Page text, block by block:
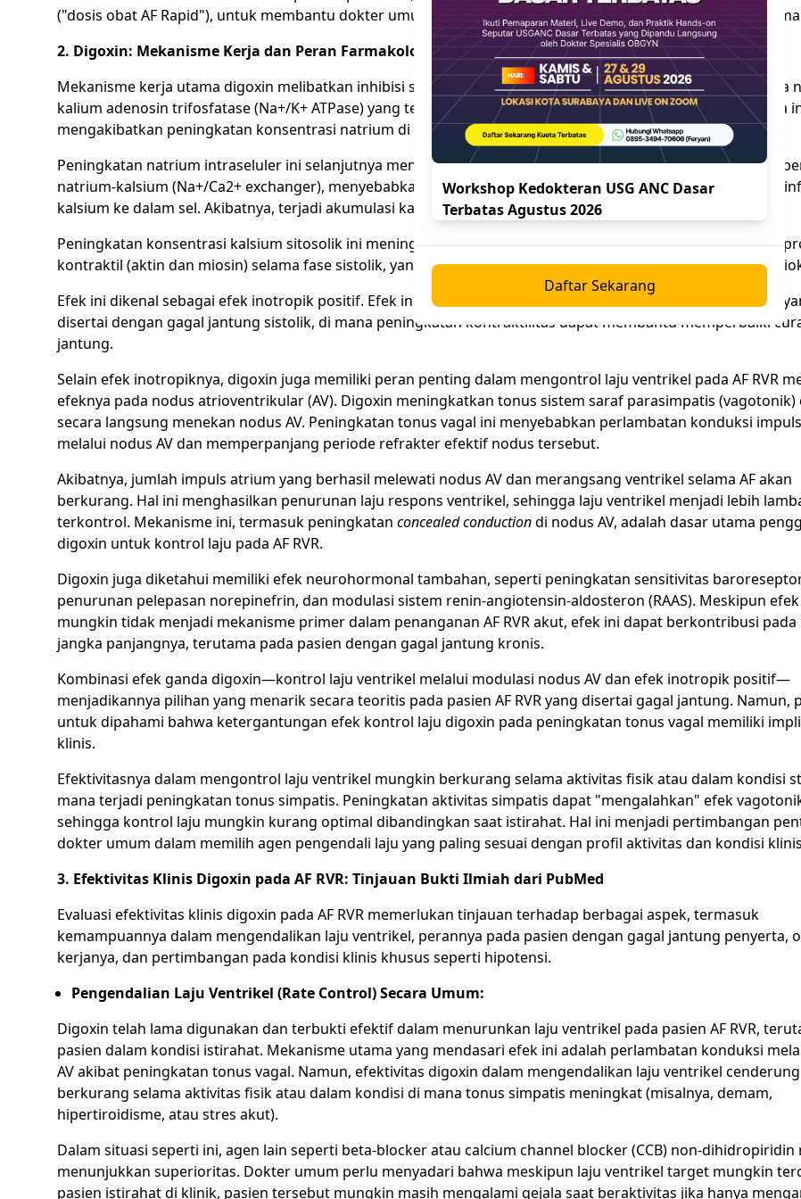
("dosis obat AF Rapid"), untuk membantu dokter umum dalam membuat keputusan klinis yang tepat dan
2. Digoxin: Mekanisme Kerja dan Peran Farmakologis pada AF RVR
Mekanisme kerja utama digoxin melibatkan inhibisi selektif dan reversibel terhadap subunit alfa dari pompa
kalium adenosin trifosfatase (Na+/K+ ATPase) yang terdapat pada membran sel miokardium. Inhibisi pompa
mengakibatkan peningkatan konsentrasi natrium di dalam sel.
Peningkatan natrium intraseluler ini selanjutnya mengubah gradien elektrokimia yang memengaruhi kerja
natrium-kalsium (Na+/Ca2+ exchanger), menyebabkan penurunan efluks kalsium dari sel atau peningkatan
kalsium ke dalam sel. Akibatnya, terjadi akumulasi kalsium intraseluler.
Peningkatan konsentrasi kalsium sitosolik ini meningkatkan ketersediaan kalsium untuk berikatan dengan
kontraktil (aktin dan miosin) selama fase sistolik, yang pada gilirannya meningkatkan kekuatan kontraksi
Efek ini dikenal sebagai efek inotropik positif. Efek inotropik ini menjadi sangat relevan pada pasien AF RVR
disertai dengan gagal jantung sistolik, di mana peningkatan kontraktilitas dapat membantu memperbaiki
jantung.
Selain efek inotropiknya, digoxin juga memiliki peran penting dalam mengontrol laju ventrikel pada AF RVR
efeknya pada nodus atrioventrikular (AV). Digoxin meningkatkan tonus sistem saraf parasimpatis (vagotonik)
secara langsung menekan nodus AV. Peningkatan tonus vagal ini menyebabkan perlambatan konduksi
melalui nodus AV dan memperpanjang periode refrakter efektif nodus tersebut.
Akibatnya, jumlah impuls atrium yang berhasil melewati nodus AV dan merangsang ventrikel selama AF akan
berkurang. Hal ini menghasilkan penurunan laju respons ventrikel, sehingga laju ventrikel menjadi lebih
terkontrol. Mekanisme ini, termasuk peningkatan concealed conductiondi nodus AV, adalah dasar utama
digoxin untuk kontrol laju pada AF RVR.
Digoxin juga diketahui memiliki efek neurohormonal tambahan, seperti peningkatan sensitivitas
penurunan pelepasan norepinefrin, dan modulasi sistem renin-angiotensin-aldosteron (RAAS). Meskipun
mungkin tidak menjadi mekanisme primer dalam penanganan AF RVR akut, efek ini dapat berkontribusi
jangka panjangnya, terutama pada pasien dengan gagal jantung kronis.
Kombinasi efek ganda digoxin—kontrol laju ventrikel melalui modulasi nodus AV dan efek inotropik positif—
menjadikannya pilihan yang menarik secara teoritis pada pasien AF RVR yang disertai gagal jantung. Namun,
untuk dipahami bahwa ketergantungan efek kontrol laju digoxin pada peningkatan tonus vagal memiliki
klinis.
Efektivitasnya dalam mengontrol laju ventrikel mungkin berkurang selama aktivitas fisik atau dalam kondisi
mana terjadi peningkatan tonus simpatis. Peningkatan aktivitas simpatis dapat "mengalahkan" efek
sehingga kontrol laju mungkin kurang optimal dibandingkan saat istirahat. Hal ini menjadi pertimbangan
dokter umum dalam memilih agen pengendali laju yang paling sesuai dengan profil aktivitas dan kondisi
3. Efektivitas Klinis Digoxin pada AF RVR: Tinjauan Bukti Ilmiah dari PubMed
Evaluasi efektivitas klinis digoxin pada AF RVR memerlukan tinjauan terhadap berbagai aspek, termasuk
kemampuannya dalam mengendalikan laju ventrikel, perannya pada pasien dengan gagal jantung penyerta,
kerjanya, dan pertimbangan pada kondisi klinis khusus seperti hipotensi.
Pengendalian Laju Ventrikel (Rate Control) Secara Umum:
Digoxin telah lama digunakan dan terbukti efektif dalam menurunkan laju ventrikel pada pasien AF RVR,
pasien dalam kondisi istirahat. Mekanisme utama yang mendasari efek ini adalah perlambatan konduksi
AV akibat peningkatan tonus vagal. Namun, efektivitas digoxin dalam mengendalikan laju ventrikel cenderung
berkurang selama aktivitas fisik atau dalam kondisi di mana tonus simpatis meningkat (misalnya, demam,
hipertiroidisme, atau stres akut).
Dalam situasi seperti ini, agen lain seperti beta-blocker atau calcium channel blocker (CCB) non-dihidropiridin
menunjukkan superioritas. Dokter umum perlu menyadari bahwa meskipun laju ventrikel target mungkin
pasien istirahat di klinik, pasien tersebut mungkin masih mengalami gejala saat beraktivitas jika hanya
Workshop Kedokteran USG ANC Dasar
Terbatas Agustus 2026
Daftar Sekarang